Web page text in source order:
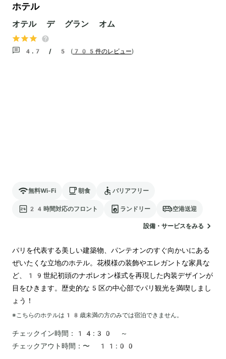
ホテル
オテル デ グラン オム
4.7 / 5 ( 705件のレビュー)
無料Wi-Fi 朝食 バリアフリー
24時間対応のフロント ランドリー 空港送迎
設備・サービスをみる
パリを代表する美しい建築物、パンテオンのすぐ向かいにある
ぜいたくな立地のホテル。花模様の装飾やエレガントな家具な
ど、19世紀初頭のナポレオン様式を再現した内装デザインが
目をひきます。歴史的な5区の中心部でパリ観光を満喫しまし
ょう！
※こちらのホテルは 18 歳未満の方のみでは宿泊できません。
チェックイン時間：
14:30 ～
チェックアウト時間： 〜 11:00